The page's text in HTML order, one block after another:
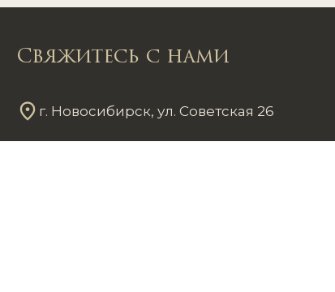
Свяжитесь с нами
г. Новосибирск, ул. Советская 26